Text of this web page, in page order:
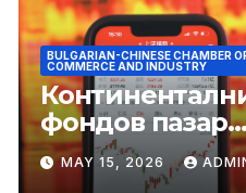
BULGARIAN-CHINESE CHAMBER
COMMERCE AND INDUSTRY
фондов пазар
достига 11-
годишен връх
MAY 15, 2026